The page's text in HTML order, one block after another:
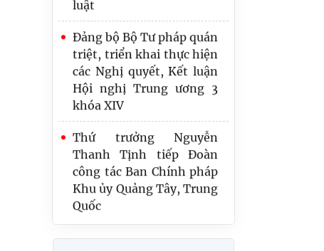
Đảng bộ Bộ Tư pháp quán
triệt, triển khai thực hiện
các Nghị quyết, Kết luận
Hội nghị Trung ương 3
khóa XIV
Thứ trưởng Nguyễn
Thanh Tịnh tiếp Đoàn
công tác Ban Chính pháp
Khu ủy Quảng Tây, Trung
Quốc
Bộ Tư pháp hướng tới
nền tảng kiểm soát thủ
tục hành chính thông